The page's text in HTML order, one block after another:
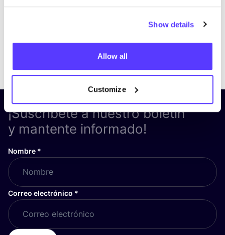
Show details
Allow all
Customize
¡Suscríbete a nuestro boletín
y mantente informado!
Nombre *
Correo electrónico *